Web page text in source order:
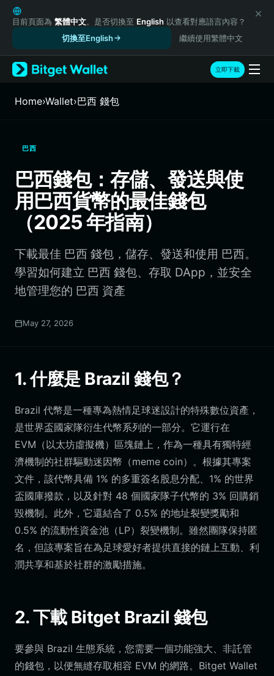
English
日本語
Русский
Español (Latinoamérica)
Türkçe
Italiano
繁體中文
Português (Portugal)
Bahasa Indonesia
ภาษาไทย
हिन्दी
Português (Brasil)
Español (Argentina)
目前頁面為 繁體中文。是否切換至 English 以查看對應語言內容？
切換至English
繼續使用繁體中文
立即下載
Home›Wallet›巴西 錢包
巴西
巴西錢包：存儲、發送與使
用巴西貨幣的最佳錢包
（2025 年指南）
下載最佳 巴西 錢包，儲存、發送和使用 巴西。
學習如何建立 巴西 錢包、存取 DApp，並安全
地管理您的 巴西 資產
May 27, 2026
1. 什麼是 Brazil 錢包？
Brazil 代幣是一種專為熱情足球迷設計的特殊數位資產，
是世界盃國家隊衍生代幣系列的一部分。它運行在
EVM（以太坊虛擬機）區塊鏈上，作為一種具有獨特經
濟機制的社群驅動迷因幣（meme coin）。根據其專案
文件，該代幣具備 1% 的多重簽名股息分配、1% 的世界
盃國庫撥款，以及針對 48 個國家隊子代幣的 3% 回購銷
毀機制。此外，它還結合了 0.5% 的地址裂變獎勵和
0.5% 的流動性資金池（LP）裂變機制。雖然團隊保持匿
名，但該專案旨在為足球愛好者提供直接的鏈上互動、利
潤共享和基於社群的激勵措施。
2. 下載 Bitget Brazil 錢包
要參與 Brazil 生態系統，您需要一個功能強大、非託管
的錢包，以便無縫存取相容 EVM 的網路。Bitget Wallet